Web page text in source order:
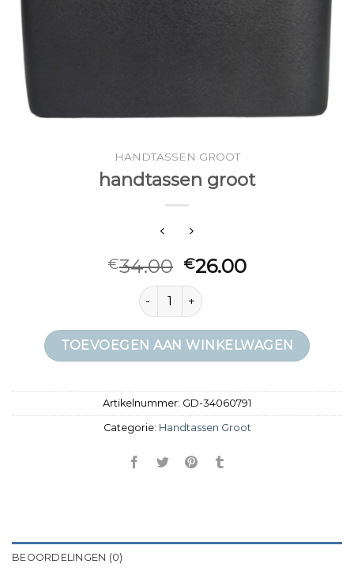
HANDTASSEN GROOT
handtassen groot
€34.00 €26.00
handtassen groot aantal
TOEVOEGEN AAN WINKELWAGEN
Artikelnummer: GD-34060791
Categorie: Handtassen Groot
BEOORDELINGEN (0)